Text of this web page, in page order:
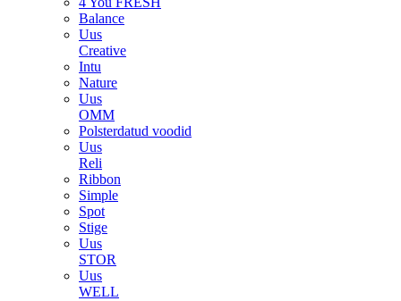
Balance
Uus
Creative
Intu
Nature
Uus
OMM
Polsterdatud voodid
Uus
Reli
Ribbon
Simple
Spot
Stige
Uus
STOR
Uus
WELL